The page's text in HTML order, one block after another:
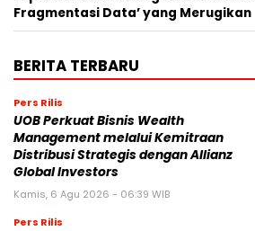
Fragmentasi Data’ yang Merugikan
BERITA TERBARU
Pers Rilis
UOB Perkuat Bisnis Wealth
Management melalui Kemitraan
Distribusi Strategis dengan Allianz
Global Investors
Kamis, 6 Agu 2026 - 06:39 WIB
Pers Rilis